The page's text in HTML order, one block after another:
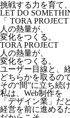
挑戦する力を育て
LET DO
「 TORA PROJECT
人の熱量が、
変化をつくる。
TORA PROJECT
人の熱量が、
変化をつくる。
ユーザー目線と、
どちらかを取るの
その“間”に立ち続
私は、Web制作を
「デザイン業」だ
経営を前に進める